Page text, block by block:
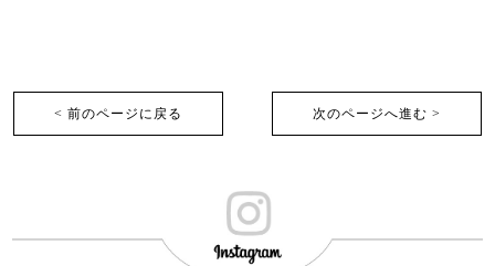
< 前のページに戻る 次のページへ進む >︎